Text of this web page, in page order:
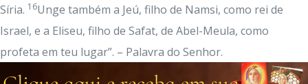
Síria. 16Unge também a Jeú, filho de Namsi, como rei de
Israel, e a Eliseu, filho de Safat, de Abel-Meula, como
profeta em teu lugar”. – Palavra do Senhor.